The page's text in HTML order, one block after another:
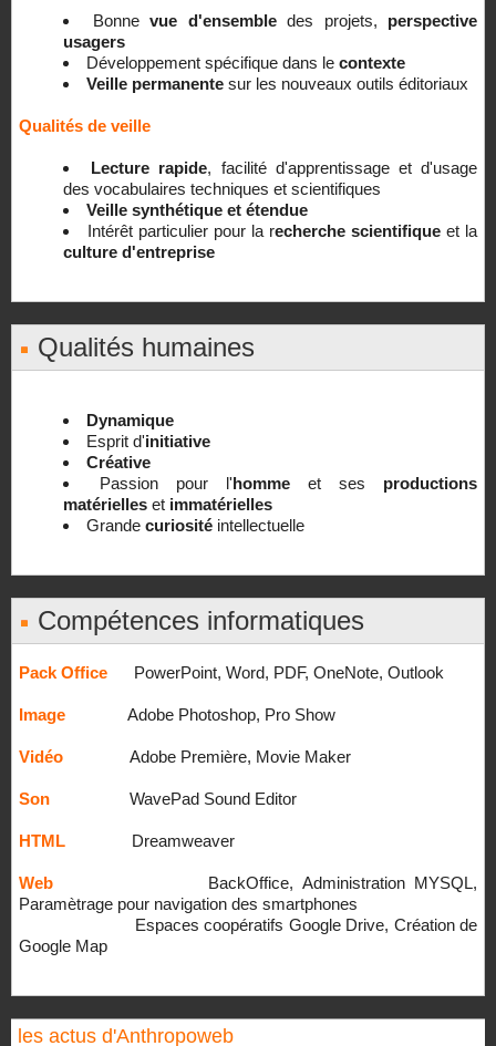
Bonne vue d'ensemble des projets, perspective
usagers
Développement spécifique dans le contexte
Veille permanente sur les nouveaux outils éditoriaux
Qualités de veille
Lecture rapide, facilité d'apprentissage et d'usage
des vocabulaires techniques et scientifiques
Veille synthétique et étendue
Intérêt particulier pour la recherche scientifique et la
culture d'entreprise
Qualités humaines
Dynamique
Esprit d'initiative
Créative
Passion pour l'homme et ses productions
matérielles et immatérielles
Grande curiosité intellectuelle
Compétences informatiques
Pack Office PowerPoint, Word, PDF, OneNote, Outlook
Image Adobe Photoshop, Pro Show
Vidéo Adobe Première, Movie Maker
Son WavePad Sound Editor
HTML Dreamweaver
Web BackOffice, Administration MYSQL,
Paramètrage pour navigation des smartphones
Espaces coopératifs Google Drive, Création de
Google Map
les actus d'Anthropoweb